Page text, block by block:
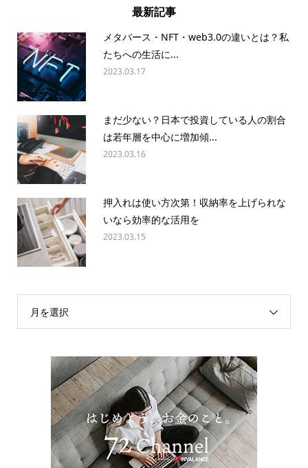
最新記事
メタバース・NFT・web3.0の違いとは？私
たちへの生活に...
2023.03.17
まだ少ない？日本で投資している人の割合
は若年層を中心に増加傾...
2023.03.16
押入れは使い方次第！収納率を上げられな
いなら効率的な活用を
2023.03.15
月を選択